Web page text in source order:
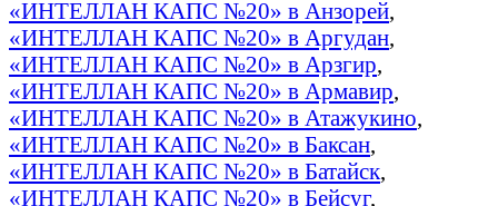
«ИНТЕЛЛАН КАПС №20» в Анзорей,
«ИНТЕЛЛАН КАПС №20» в Аргудан,
«ИНТЕЛЛАН КАПС №20» в Арзгир,
«ИНТЕЛЛАН КАПС №20» в Армавир,
«ИНТЕЛЛАН КАПС №20» в Атажукино,
«ИНТЕЛЛАН КАПС №20» в Баксан,
«ИНТЕЛЛАН КАПС №20» в Батайск,
«ИНТЕЛЛАН КАПС №20» в Бейсуг,